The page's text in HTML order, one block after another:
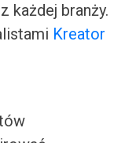
każdej branży.
Kreator